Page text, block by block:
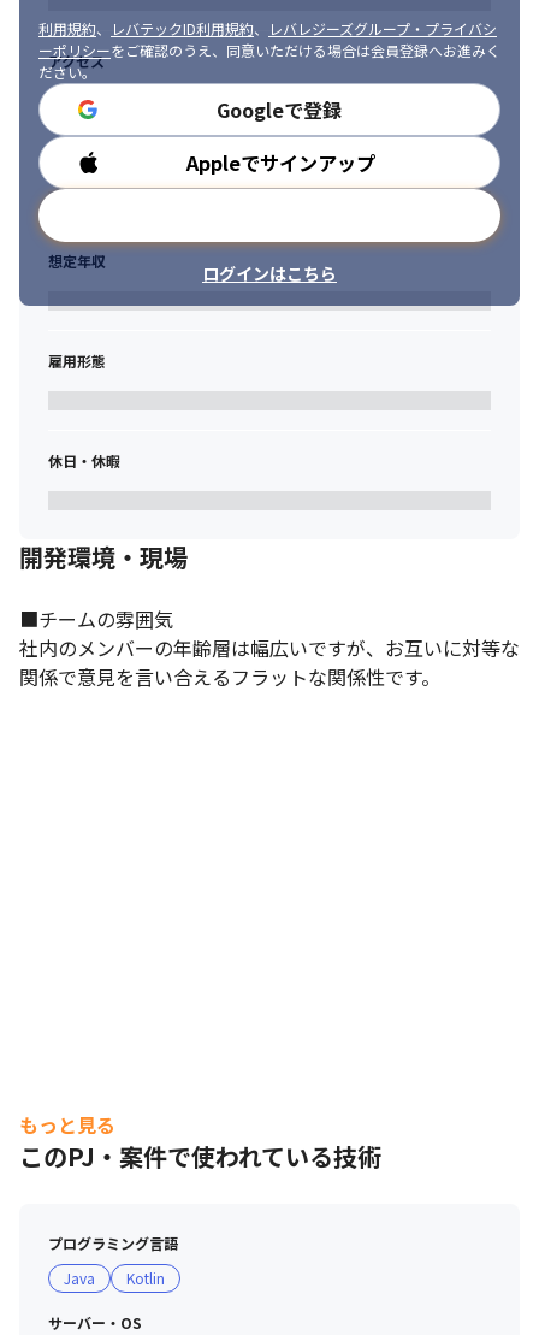
利用規約、 レバテックID利用規約、
レバレジーズグループ・プライバシ
ーポリシーをご確認のうえ、同意いただける場合は会員登録へお進みく
ださい。
Googleで登録
Appleでサインアップ
ログインはこちら
アクセス
勤務時間
想定年収
雇用形態
休日・休暇
開発環境・現場
■チームの雰囲気
社内のメンバーの年齢層は幅広いですが、お互いに対等な
関係で意見を言い合えるフラットな関係性です。
もっと見る
このPJ・案件で使われている技術
プログラミング言語
Java
Kotlin
サーバー・OS